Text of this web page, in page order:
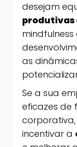
desejam
produtivas
as
Se a sua
eficazes de
incentivar a